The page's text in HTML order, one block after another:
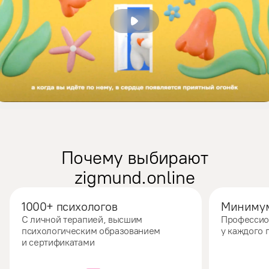
Почему выбирают
zigmund.online
1000+ психологов
С личной терапией, высшим
психологическим образованием
и сертификатами
у каждого